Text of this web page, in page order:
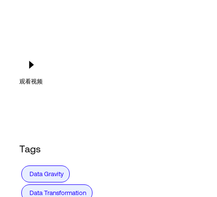
观看视频
Tags
Data Gravity
Data Transformation